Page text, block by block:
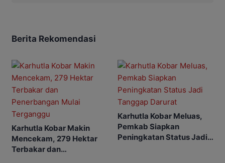
Berita Rekomendasi
Karhutla Kobar Makin
Mencekam, 279 Hektar
Terbakar dan
Karhutla Kobar Meluas,
Pemkab Siapkan
Peningkatan Status Jadi